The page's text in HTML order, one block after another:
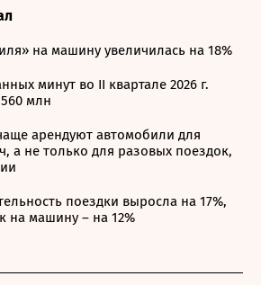
на машину увеличилась на 18%
минут во II квартале 2026 г.
млн
арендуют автомобили для
а не только для разовых поездок,
поездки выросла на 17%,
на машину – на 12%